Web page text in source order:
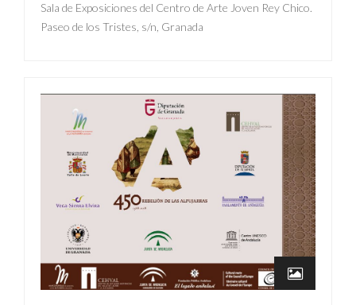
Sala de Exposiciones del Centro de Arte Joven Rey Chico.
Paseo de los Tristes, s/n, Granada